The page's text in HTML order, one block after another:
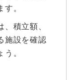
。
積立額、
施設を確認
。